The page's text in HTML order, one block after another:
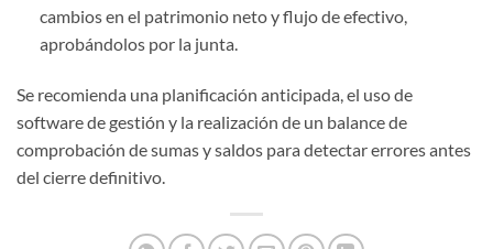
cambios en el patrimonio neto y flujo de efectivo,
aprobándolos por la junta.
Se recomienda una planificación anticipada, el uso de
software de gestión y la realización de un balance de
comprobación de sumas y saldos para detectar errores antes
del cierre definitivo.